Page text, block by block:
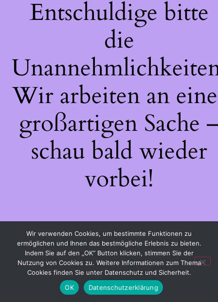
Entschuldige bitte
die
Wir arbeiten an
großartigen Sache
schau bald wieder
vorbei!
Wir verwenden Cookies, um bestimmte Funktionen zu
ermöglichen und Ihnen das bestmögliche Erlebnis zu bieten.
Indem Sie auf den „OK“ Button klicken, stimmen Sie der
Nutzung von Cookies zu. Weitere Informationen zum Thema
Cookies finden Sie unter Datenschutz und Sicherheit.
OK
Datenschutzerklärung